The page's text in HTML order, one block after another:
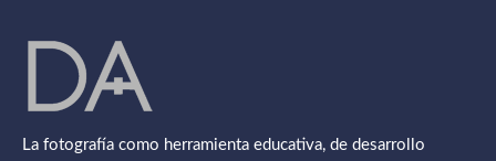
La fotografía como herramienta educativa, de desarrollo